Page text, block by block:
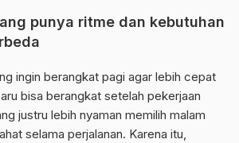
punya ritme dan kebutuhan
ingin berangkat pagi agar lebih cepat
bisa berangkat setelah pekerjaan
justru lebih nyaman memilih malam
selama perjalanan. Karena itu,